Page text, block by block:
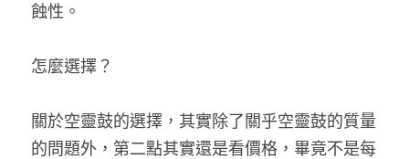
蝕性。
怎麼選擇？
關於空靈鼓的選擇，其實除了關乎空靈鼓的質量
的問題外，第二點其實還是看價格，畢竟不是每